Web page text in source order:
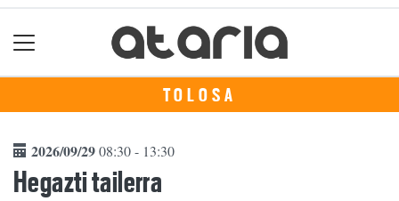
TOLOSA
2026/09/2908:30 - 13:30
Hegazti tailerra